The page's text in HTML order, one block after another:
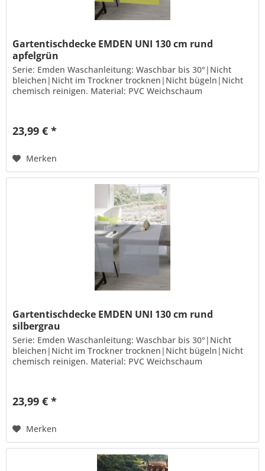
Gartentischdecke EMDEN UNI 130 cm rund
apfelgrün
Serie: Emden Waschanleitung: Waschbar bis 30°|Nicht
bleichen|Nicht im Trockner trocknen|Nicht bügeln|Nicht
chemisch reinigen. Material: PVC Weichschaum
23,99 € *
Merken
Gartentischdecke EMDEN UNI 130 cm rund
silbergrau
Serie: Emden Waschanleitung: Waschbar bis 30°|Nicht
bleichen|Nicht im Trockner trocknen|Nicht bügeln|Nicht
chemisch reinigen. Material: PVC Weichschaum
23,99 € *
Merken